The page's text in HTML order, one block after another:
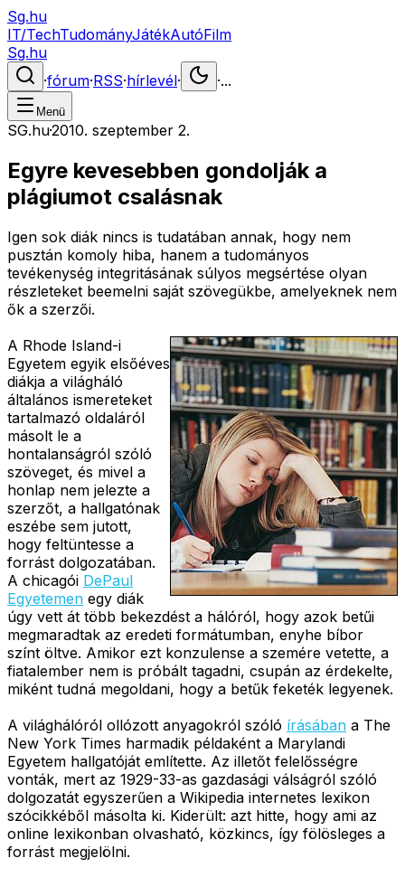
Sg.hu
IT/TechTudományJátékAutóFilm
Sg.hu
·fórum·RSS·hírlevél· ·...
Menü
SG.hu·2010. szeptember 2.
Egyre kevesebben gondolják a
plágiumot csalásnak
Igen sok diák nincs is tudatában annak, hogy nem
pusztán komoly hiba, hanem a tudományos
tevékenység integritásának súlyos megsértése olyan
részleteket beemelni saját szövegükbe, amelyeknek nem
ők a szerzői.
A Rhode Island-i
Egyetem egyik elsőéves
diákja a világháló
általános ismereteket
tartalmazó oldaláról
másolt le a
hontalanságról szóló
szöveget, és mivel a
honlap nem jelezte a
szerzőt, a hallgatónak
eszébe sem jutott,
hogy feltüntesse a
forrást dolgozatában.
A chicagói DePaul
Egyetemen egy diák
úgy vett át több bekezdést a hálóról, hogy azok betűi
megmaradtak az eredeti formátumban, enyhe bíbor
színt öltve. Amikor ezt konzulense a szemére vetette, a
fiatalember nem is próbált tagadni, csupán az érdekelte,
miként tudná megoldani, hogy a betűk feketék legyenek.
A világhálóról ollózott anyagokról szóló írásában a The
New York Times harmadik példaként a Marylandi
Egyetem hallgatóját említette. Az illetőt felelősségre
vonták, mert az 1929-33-as gazdasági válságról szóló
dolgozatát egyszerűen a Wikipedia internetes lexikon
szócikkéből másolta ki. Kiderült: azt hitte, hogy ami az
online lexikonban olvasható, közkincs, így fölösleges a
forrást megjelölni.